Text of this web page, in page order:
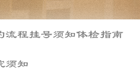
流程挂号须知体检指南
须知